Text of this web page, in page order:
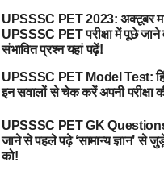
UPSSSC PET 2023: अक्टूबर
UPSSSC PET परीक्षा में पूछे जाने
संभावित प्रश्न यहां पढ़ें!
UPSSSC PET Model Test:
इन सवालों से चेक करें अपनी परीक्षा
UPSSSC PET GK Questions:
जाने से पहले पढ़े ‘सामान्य ज्ञान’ से
को!